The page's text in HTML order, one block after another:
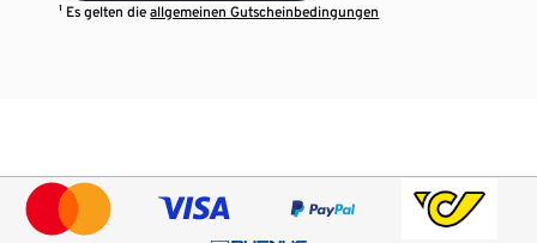
¹ Es gelten dieallgemeinen Gutscheinbedingungen